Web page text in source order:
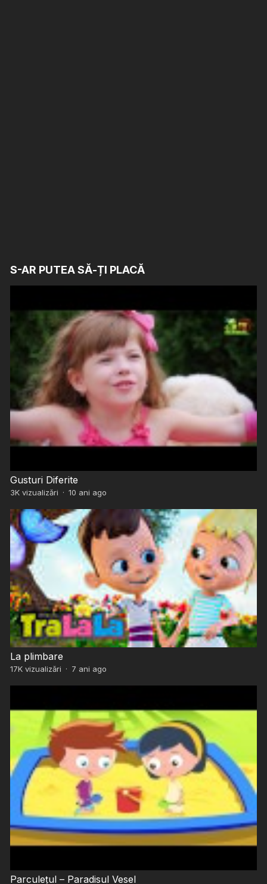
S-AR PUTEA SĂ-ȚI PLACĂ
Gusturi Diferite
3Kvizualizări · 10 ani ago
La plimbare
17Kvizualizări · 7 ani ago
Parculețul – Paradisul Vesel